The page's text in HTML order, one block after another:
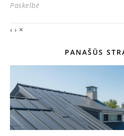
Paskelbė
‹ › ×
PANAŠŪS